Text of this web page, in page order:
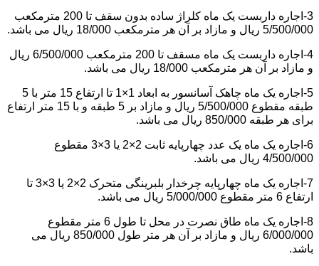
3-اجاره داربست یک ماه کلراژ ساده بدون سقف تا 200 مترمکعب
5/500/000 ریال و مازاد بر آن هر مترمکعب 18/000 ریال می باشد.
4-اجاره داربست یک ماه مسقف تا 200 مترمکعب 6/500/000 ریال
و مازاد بر آن هر مترمکعب 18/000 ریال می باشد.
5-اجاره یک ماه چاهک آسانسور به ابعاد 1×1 تا ارتفاع 15 متر با 5
طبقه مقطوع 5/500/000 ریال و مازاد بر 5 طبقه و با 15 متر ارتفاع
برای هر طبقه 850/000 ریال می باشد.
6-اجاره یک ماه یک عدد چهارپایه ثابت 2×2 یا 3×3 مقطوع
4/500/000 ریال می باشد.
7-اجاره یک ماه چهارپایه چرخدار بلبرینگی متحرک 2×2 یا 3×3 تا
ارتفاع 6 متر مقطوع 5/000/000 ریال می باشد.
8-اجاره یک ماه طاق نصرت در محل تا طول 6 متر مقطوع
6/000/000 ریال و مازاد بر آن هر متر طول 850/000 ریال می
باشد.